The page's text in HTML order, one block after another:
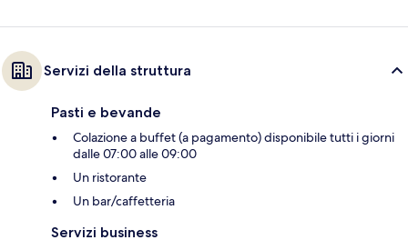
Servizi della struttura
Pasti e bevande
Colazione a buffet (a pagamento) disponibile tutti i giorni
dalle 07:00 alle 09:00
Un ristorante
Un bar/caffetteria
Servizi business